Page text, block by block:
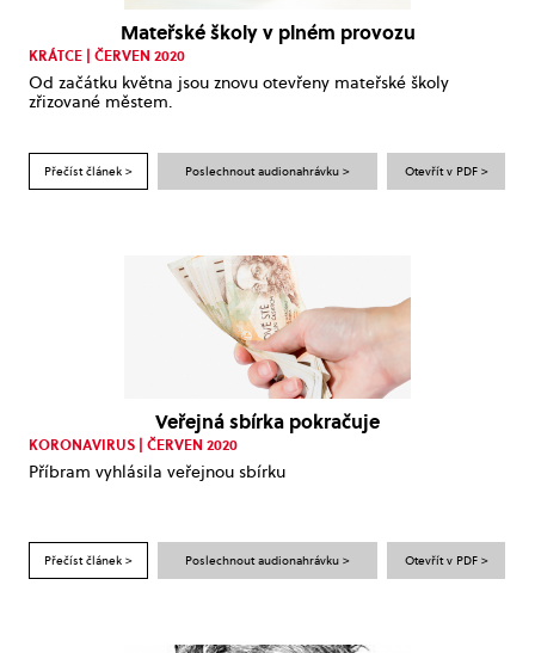
Mateřské školy v plném provozu
KRÁTCE | ČERVEN 2020
Od začátku května jsou znovu otevřeny mateřské školy
zřizované městem.
Přečíst článek > Poslechnout audionahrávku > Otevřít v PDF >
Veřejná sbírka pokračuje
KORONAVIRUS | ČERVEN 2020
Příbram vyhlásila veřejnou sbírku
Přečíst článek > Poslechnout audionahrávku > Otevřít v PDF >